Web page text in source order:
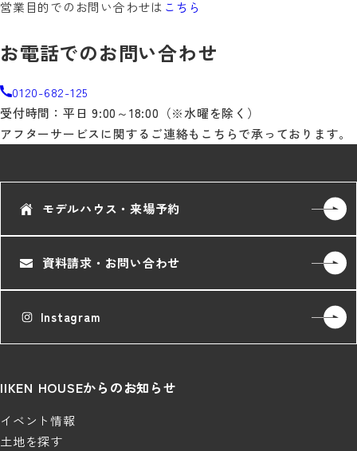
営業目的でのお問い合わせは こちら
お電話でのお問い合わせ
0120-682-125
受付時間：平日 9:00～18:00（※水曜を除く）
アフターサービスに関するご連絡もこちらで承っております。
モデルハウス・来場予約
資料請求・お問い合わせ
Instagram
IIKEN HOUSEからのお知らせ
イベント情報
土地を探す